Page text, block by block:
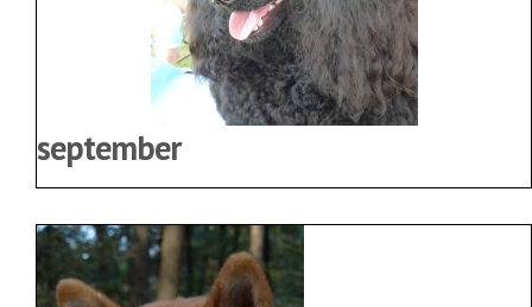
september